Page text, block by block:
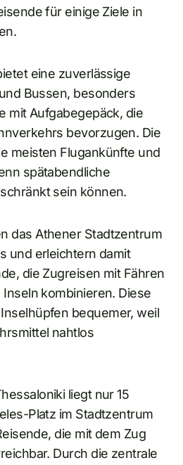
für einige Ziele in
eine zuverlässige
Bussen, besonders
mit Aufgabegepäck, die
bevorzugen. Die
meisten Flugankünfte und
spätabendliche
sein können.
das Athener Stadtzentrum
und erleichtern damit
die Zugreisen mit Fähren
kombinieren. Diese
bequemer, weil
nahtlos
liegt nur 15
Platz im Stadtzentrum
die mit dem Zug
Durch die zentrale